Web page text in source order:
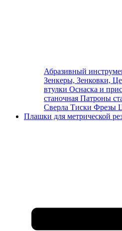
Абразивный
Зенкеры, Зенковки,
втулки Оснаска и
станочная Патроны
Сверла Тиски Фрезы
Плашки для метрической